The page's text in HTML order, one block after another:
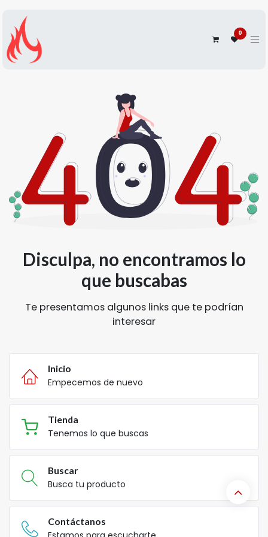
0
Disculpa, no encontramos lo
que buscabas
Te presentamos algunos links que te podrían
interesar
Inicio
Empecemos de nuevo
Tienda
Tenemos lo que buscas
Buscar
Busca tu producto
Contáctanos